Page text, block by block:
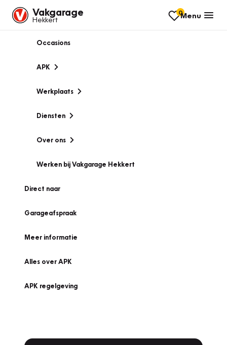
Vakgarage
Hekkert
0Menu
Occasions
APK
Werkplaats
Diensten
Over ons
Werken bij Vakgarage Hekkert
Direct naar
Garageafspraak
Meer informatie
Alles over APK
APK regelgeving